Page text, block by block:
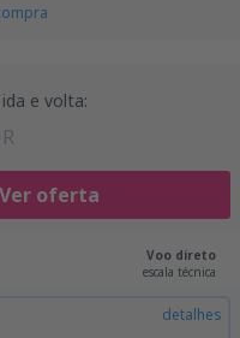
e volta:
Ver oferta
Voo direto
escala técnica
detalhes